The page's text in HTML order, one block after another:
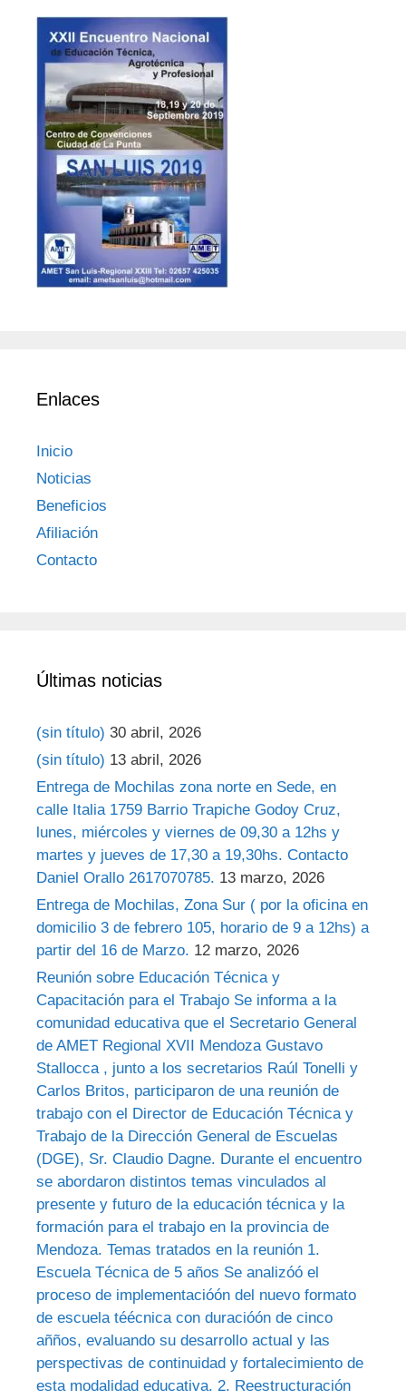
Enlaces
Inicio
Noticias
Beneficios
Afiliación
Contacto
Últimas noticias
(sin título) 30 abril, 2026
(sin título) 13 abril, 2026
Entrega de Mochilas zona norte en Sede, en
calle Italia 1759 Barrio Trapiche Godoy Cruz,
lunes, miércoles y viernes de 09,30 a 12hs y
martes y jueves de 17,30 a 19,30hs. Contacto
Daniel Orallo 2617070785. 13 marzo, 2026
Entrega de Mochilas, Zona Sur ( por la oficina en
domicilio 3 de febrero 105, horario de 9 a 12hs) a
partir del 16 de Marzo. 12 marzo, 2026
Reunión sobre Educación Técnica y
Capacitación para el Trabajo Se informa a la
comunidad educativa que el Secretario General
de AMET Regional XVII Mendoza Gustavo
Stallocca , junto a los secretarios Raúl Tonelli y
Carlos Britos, participaron de una reunión de
trabajo con el Director de Educación Técnica y
Trabajo de la Dirección General de Escuelas
(DGE), Sr. Claudio Dagne. Durante el encuentro
se abordaron distintos temas vinculados al
presente y futuro de la educación técnica y la
formación para el trabajo en la provincia de
Mendoza. Temas tratados en la reunión 1.
Escuela Técnica de 5 años Se analizóó el
proceso de implementacióón del nuevo formato
de escuela téécnica con duracióón de cinco
añños, evaluando su desarrollo actual y las
perspectivas de continuidad y fortalecimiento de
esta modalidad educativa. 2. Reestructuración